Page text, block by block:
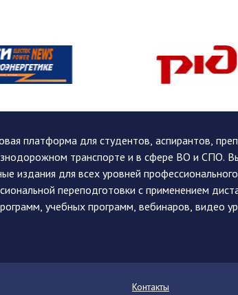
платформа для студентов, аспирантов,
транспорте и в сфере ВО и СПО.
издания для всех уровней
переподготовки с применением
учебных программ, вебинаров, видео
Контакты